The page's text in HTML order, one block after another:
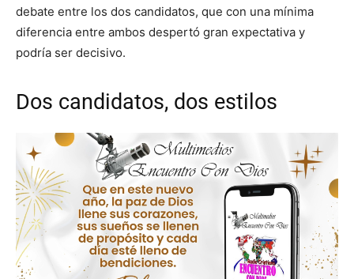
debate entre los dos candidatos, que con una mínima
diferencia entre ambos despertó gran expectativa y
podría ser decisivo.
Dos candidatos, dos estilos